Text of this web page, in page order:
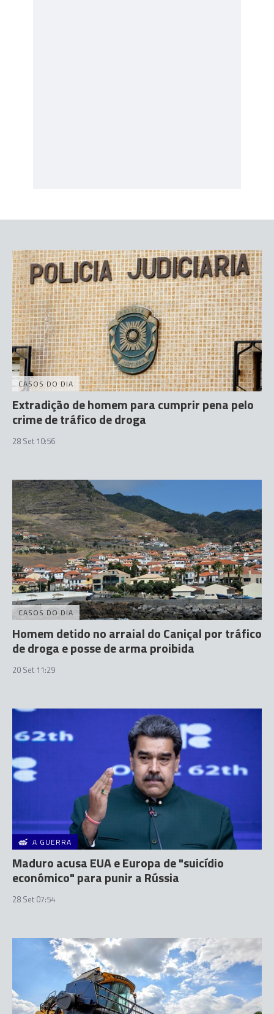
CASOS DO DIA
Extradição de homem para cumprir pena pelo
crime de tráfico de droga
28 Set 10:56
CASOS DO DIA
Homem detido no arraial do Caniçal por tráfico
de droga e posse de arma proibida
20 Set 11:29
A GUERRA
Maduro acusa EUA e Europa de "suicídio
económico" para punir a Rússia
28 Set 07:54